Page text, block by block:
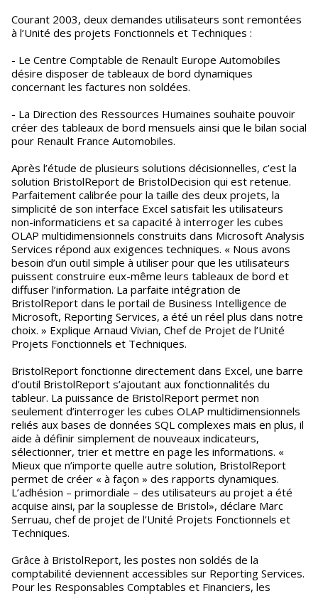
Courant 2003, deux demandes utilisateurs sont remontées
à l’Unité des projets Fonctionnels et Techniques :
- Le Centre Comptable de Renault Europe Automobiles
désire disposer de tableaux de bord dynamiques
concernant les factures non soldées.
- La Direction des Ressources Humaines souhaite pouvoir
créer des tableaux de bord mensuels ainsi que le bilan social
pour Renault France Automobiles.
Après l’étude de plusieurs solutions décisionnelles, c’est la
solution BristolReport de BristolDecision qui est retenue.
Parfaitement calibrée pour la taille des deux projets, la
simplicité de son interface Excel satisfait les utilisateurs
non-informaticiens et sa capacité à interroger les cubes
OLAP multidimensionnels construits dans Microsoft Analysis
Services répond aux exigences techniques. « Nous avons
besoin d’un outil simple à utiliser pour que les utilisateurs
puissent construire eux-même leurs tableaux de bord et
diffuser l’information. La parfaite intégration de
BristolReport dans le portail de Business Intelligence de
Microsoft, Reporting Services, a été un réel plus dans notre
choix. » Explique Arnaud Vivian, Chef de Projet de l’Unité
Projets Fonctionnels et Techniques.
BristolReport fonctionne directement dans Excel, une barre
d’outil BristolReport s’ajoutant aux fonctionnalités du
tableur. La puissance de BristolReport permet non
seulement d’interroger les cubes OLAP multidimensionnels
reliés aux bases de données SQL complexes mais en plus, il
aide à définir simplement de nouveaux indicateurs,
sélectionner, trier et mettre en page les informations. «
Mieux que n’importe quelle autre solution, BristolReport
permet de créer « à façon » des rapports dynamiques.
L’adhésion – primordiale – des utilisateurs au projet a été
acquise ainsi, par la souplesse de Bristol», déclare Marc
Serruau, chef de projet de l’Unité Projets Fonctionnels et
Techniques.
Grâce à BristolReport, les postes non soldés de la
comptabilité deviennent accessibles sur Reporting Services.
Pour les Responsables Comptables et Financiers, les